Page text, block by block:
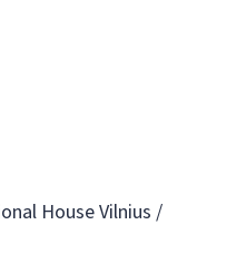
House Vilnius /